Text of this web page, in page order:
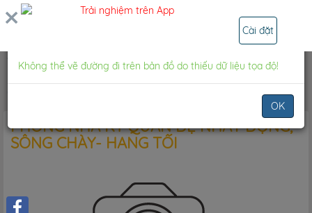
Tour nổi bật
PHONG NHA KỲ QUAN ĐỆ NHẤT ĐỘNG,
SÔNG CHÀY- HANG TỐI
Trải nghiệm trên App
Cài đặt
Không thể vẽ đường đi trên bản đồ do thiếu dữ liệu tọa độ!
OK